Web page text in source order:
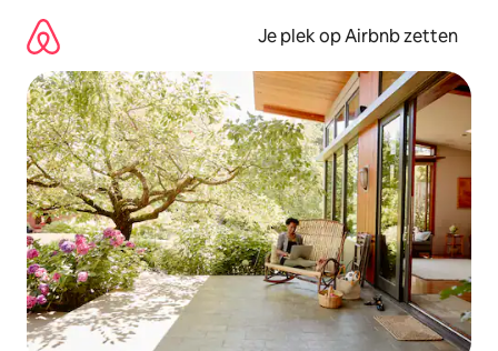
direct
naar
inhoud
Je plek op Airbnb zetten